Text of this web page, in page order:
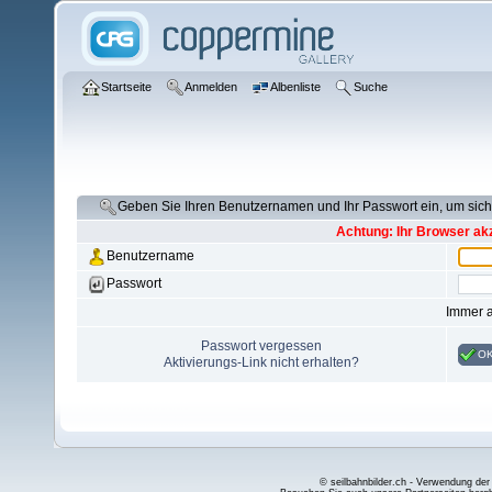
Startseite Anmelden Albenliste Suche
Geben Sie Ihren Benutzernamen und Ihr Passwort ein, um
Achtung: Ihr Browser
Benutzername
Passwort
Immer
Passwort vergessen
Aktivierungs-Link nicht erhalten?
© seilbahnbilder.ch - Verwendung